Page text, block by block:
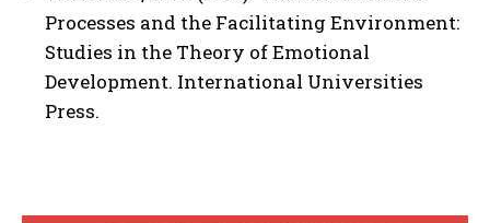
Processes and the Facilitating Environment:
Studies in the Theory of Emotional
Development. International Universities
Press.